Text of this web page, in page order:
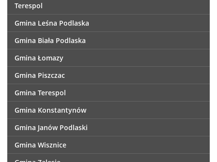
Terespol
Gmina Leśna Podlaska
Gmina Biała Podlaska
Gmina Łomazy
Gmina Piszczac
Gmina Terespol
Gmina Konstantynów
Gmina Janów Podlaski
Gmina Wisznice